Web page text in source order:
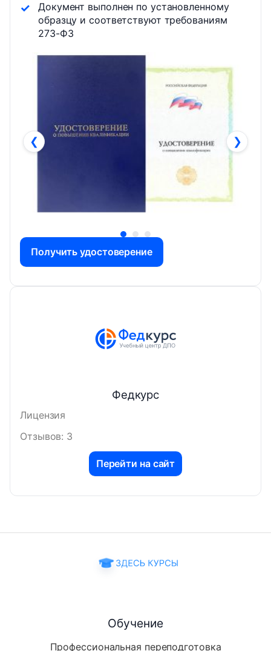
Документ выполнен по установленному
образцу и соответствуют требованиям
273-ФЗ
❮ ❯
Получить удостоверение
Федкурс
Лицензия
Отзывов: 3
Перейти на сайт
Обучение
Профессиональная переподготовка